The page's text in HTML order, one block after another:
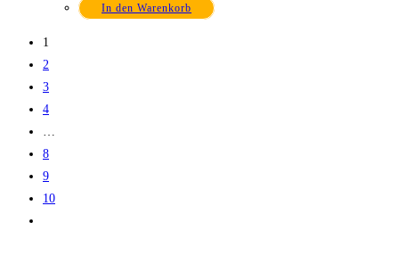
In den Warenkorb
1
2
3
4
8
9
10